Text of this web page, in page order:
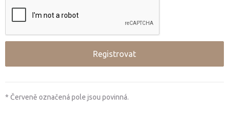
* Červeně označená pole jsou povinná.